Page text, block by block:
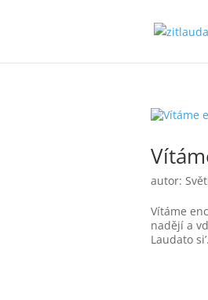
autor:
Vítáme
nadějí a
Laudato